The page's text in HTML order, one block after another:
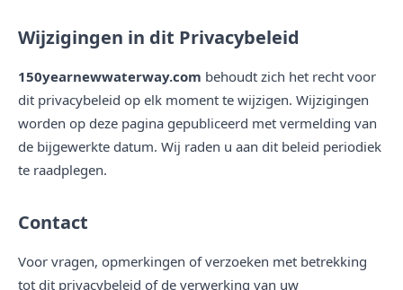
Wijzigingen in dit Privacybeleid
150yearnewwaterway.com behoudt zich het recht voor
dit privacybeleid op elk moment te wijzigen. Wijzigingen
worden op deze pagina gepubliceerd met vermelding van
de bijgewerkte datum. Wij raden u aan dit beleid periodiek
te raadplegen.
Contact
Voor vragen, opmerkingen of verzoeken met betrekking
tot dit privacybeleid of de verwerking van uw